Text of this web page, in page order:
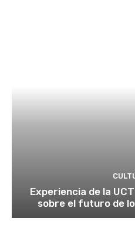
Experiencia de la
sobre el futuro de